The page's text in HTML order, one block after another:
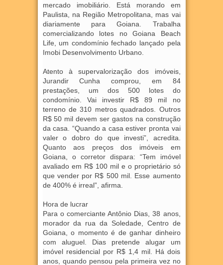
mercado imobiliário. Está morando em
Paulista, na Região Metropolitana, mas vai
diariamente para Goiana. Trabalha
comercializando lotes no Goiana Beach
Life, um condomínio fechado lançado pela
Imobi Desenvolvimento Urbano.
Atento à supervalorização dos imóveis,
Jurandir Cunha comprou, em 84
prestações, um dos 500 lotes do
condomínio. Vai investir R$ 89 mil no
terreno de 310 metros quadrados. Outros
R$ 50 mil devem ser gastos na construção
da casa. “Quando a casa estiver pronta vai
valer o dobro do que investi”, acredita.
Quanto aos preços dos imóveis em
Goiana, o corretor dispara: “Tem imóvel
avaliado em R$ 100 mil e o proprietário só
que vender por R$ 500 mil. Esse aumento
de 400% é irreal”, afirma.
Hora de lucrar
Para o comerciante Antônio Dias, 38 anos,
morador da rua da Soledade, Centro de
Goiana, o momento é de ganhar dinheiro
com aluguel. Dias pretende alugar um
imóvel residencial por R$ 1,4 mil. Há dois
anos, quando pensou pela primeira vez no